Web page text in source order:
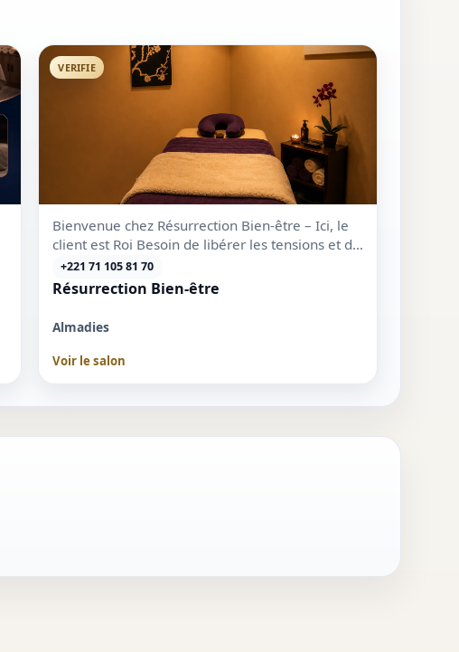
VERIFIE
Résurrection Bien-être
Almadies
Bienvenue chez Résurrection Bien-être – Ici, le
client est Roi Besoin de libérer les tensions et de
recharger...
+221 71 105 81 70
Voir le salon